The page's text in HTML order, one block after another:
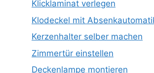
Klicklaminat verlegen
Klodeckel mit
Kerzenhalter selber machen
Zimmertür einstellen
Deckenlampe montieren